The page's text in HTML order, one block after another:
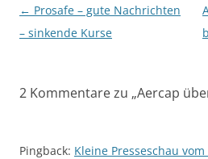
Beitragsnavigation
← Prosafe – gute Nachrichten
– sinkende Kurse
2 Kommentare zu „Aercap
Pingback: Kleine Presseschau